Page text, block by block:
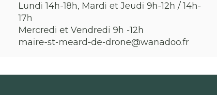
Lundi 14h-18h, Mardi et Jeudi 9h-12h / 14h-
17h
Mercredi et Vendredi 9h -12h
maire-st-meard-de-drone@wanadoo.fr